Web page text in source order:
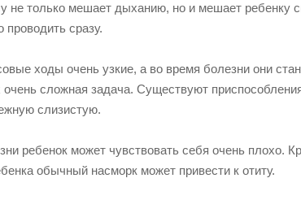
не только мешает дыханию, но и мешает ребенку
сразу.
ходы очень узкие, а во время болезни они
сложная задача. Существуют
слизистую.
ребенок может чувствовать себя очень плохо.
обычный насморк может привести к отиту.